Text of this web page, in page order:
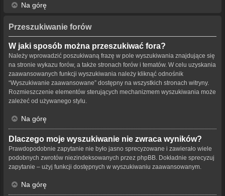
Na górę
Przeszukiwanie forów
W jaki sposób można przeszukiwać fora?
Należy wprowadzić poszukiwaną frazę w pole wyszukiwania znajdujące się
na stronie wykazu forów, a także stronach forów i tematów. W celu uzyskania
zaawansowanych funkcji wyszukiwania należy kliknąć odnośnik
“Wyszukiwanie zaawansowane” dostępny na wszystkich stronach witryny.
Rozmieszczenie elementów sterujących mechanizmem wyszukiwania może
zależeć od używanego stylu.
Na górę
Dlaczego moje wyszukiwanie nie zwraca wyników?
Prawdopodobnie zapytanie nie było jasno sprecyzowane i zawierało wiele
podobnych zwrotów niezindeksowanych przez phpBB. Dokładnie sprecyzuj
zapytanie – użyj funkcji dostępnych w wyszukiwaniu zaawansowanym.
Na górę